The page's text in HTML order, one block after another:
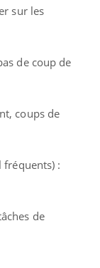
sur les
de coup de
coups de
fréquents) :
de